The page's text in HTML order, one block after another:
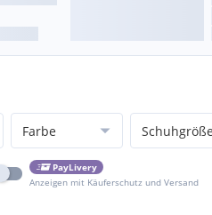
Farbe Schuhgröße
PayLivery
Anzeigen mit Käuferschutz und Versand